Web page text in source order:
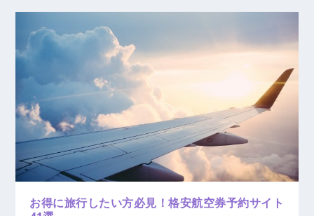
お得に旅行したい方必見！格安航空券予約サイト